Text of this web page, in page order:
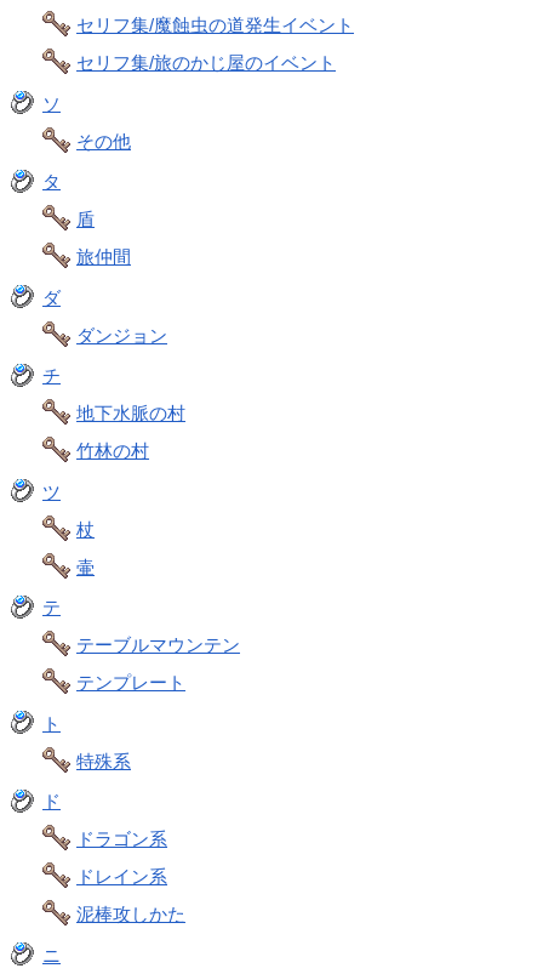
セリフ集/魔蝕虫の道発生イベント
セリフ集/旅のかじ屋のイベント
ソ
その他
タ
盾
旅仲間
ダ
ダンジョン
チ
地下水脈の村
竹林の村
ツ
杖
壷
テ
テーブルマウンテン
テンプレート
ト
特殊系
ド
ドラゴン系
ドレイン系
泥棒攻しかた
ニ